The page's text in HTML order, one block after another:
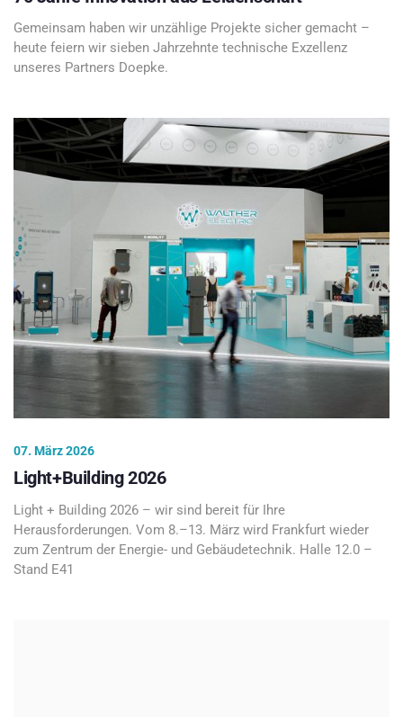
Gemeinsam haben wir unzählige Projekte sicher gemacht –
heute feiern wir sieben Jahrzehnte technische Exzellenz
unseres Partners Doepke.
07. März 2026
Light+Building 2026
Light + Building 2026 – wir sind bereit für Ihre
Herausforderungen. Vom 8.–13. März wird Frankfurt wieder
zum Zentrum der Energie- und Gebäudetechnik. Halle 12.0 –
Stand E41